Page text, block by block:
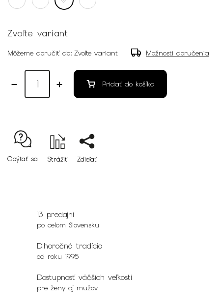
Zvoľte variant
Môžeme doručiť do: Zvoľte variant Možnosti doručenia
Pridať do košíka
Opýtať sa Strážiť Zdieľať
13 predajní
po celom Slovensku
Dlhoročná tradícia
od roku 1995
Dostupnosť väčších veľkostí
pre ženy aj mužov